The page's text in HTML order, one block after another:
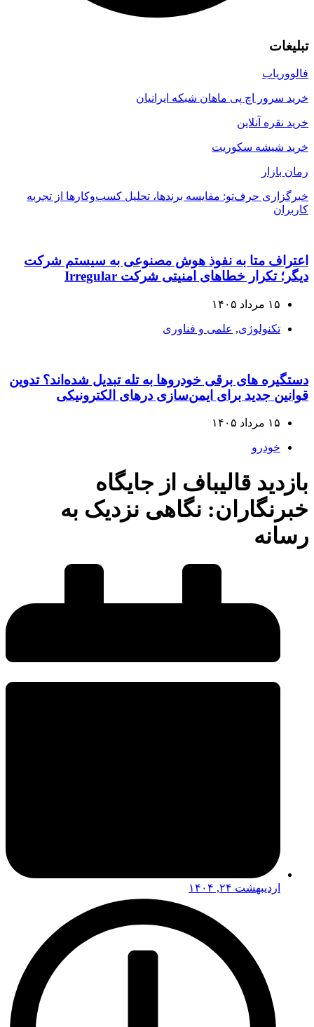
تبلیغات
فالووریاب
خرید سرور اچ پی ماهان شبکه ایرانیان
خرید نقره آنلاین
خرید شیشه سکوریت
رمان بازار
خبرگزاری حرف‌تو: مقایسه برندها، تحلیل کسب‌وکارها از تجربه
کاربران
اعتراف متا به نفوذ هوش مصنوعی به سیستم شرکت
دیگر؛ تکرار خطاهای امنیتی شرکت Irregular
۱۵ مرداد ۱۴۰۵
تکنولوژی, علمی و فناوری
دستگیره‌ های برقی خودروها به تله تبدیل شده‌اند؟ تدوین
قوانین جدید برای ایمن‌سازی درهای الکترونیکی
۱۵ مرداد ۱۴۰۵
خودرو
بازدید قالیباف از جایگاه
خبرنگاران: نگاهی نزدیک به
رسانه
اردیبهشت ۲۴, ۱۴۰۴